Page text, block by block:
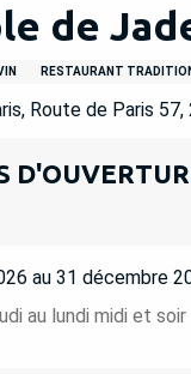
de
RESTAURANT
Route de Paris
au 31 décembre
au lundi midi et soir